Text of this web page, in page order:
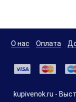
О нас Оплата
kupivenok.ru -